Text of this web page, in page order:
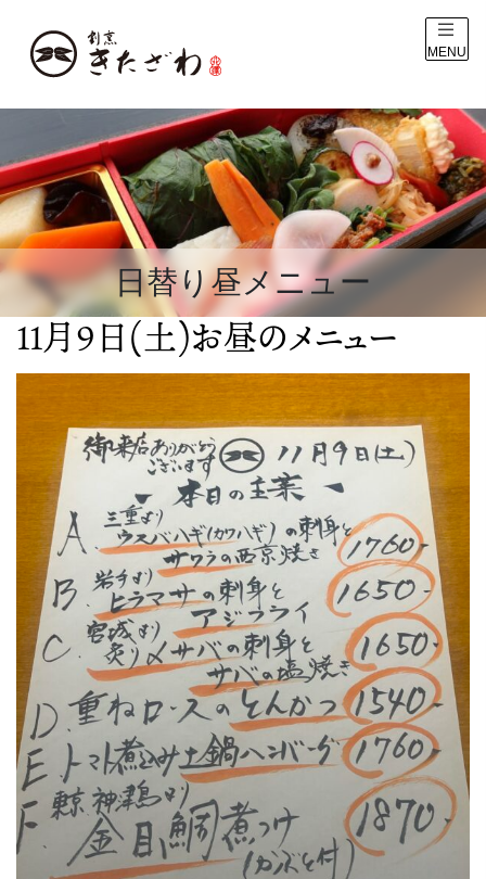
MENU
日替り昼メニュー
11月9日(土)お昼のメニュー